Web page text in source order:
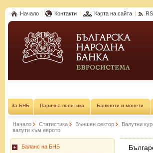
Начало Контакти Карта на сайта
За БНБ Парична политика Банкноти и монети
Начало Статистика Външен сектор Валутни
валути към еврото
Баланс на БНБ